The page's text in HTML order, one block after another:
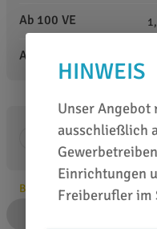
Ab 100 VE
Ab 200 VE
VE
Bitte Anzahl angeben
HINWEIS
Unser Angebot
ausschließlich
Einrichtungen
Freiberufler im